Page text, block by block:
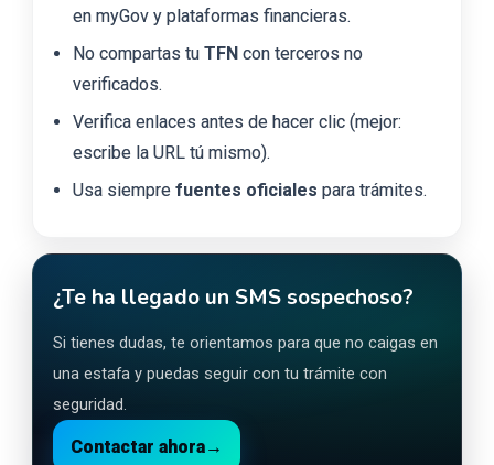
en myGov y plataformas financieras.
No compartas tu TFN con terceros no
verificados.
Verifica enlaces antes de hacer clic (mejor:
escribe la URL tú mismo).
Usa siempre fuentes oficiales para trámites.
¿Te ha llegado un SMS sospechoso?
Si tienes dudas, te orientamos para que no caigas en
una estafa y puedas seguir con tu trámite con
seguridad.
Contactar ahora→